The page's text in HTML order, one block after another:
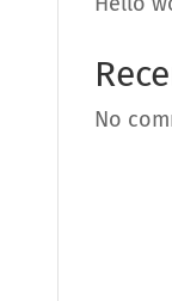
No